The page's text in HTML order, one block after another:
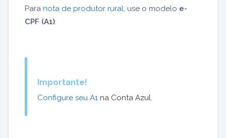
Para nota de produtor rural , use o modelo e-
CPF (A1)
Importante!
Configure seu A1 na Conta Azul.